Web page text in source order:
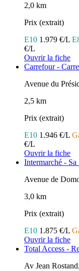
2,0 km
Prix (extrait)
E10 1.979 €/L
€/L
Ouvrir la fiche
Carrefour -
Avenue du
2,5 km
Prix (extrait)
E10 1.946 €/L
€/L
Ouvrir la fiche
Intermarché - Sa
Avenue de
3,0 km
Prix (extrait)
E10 1.875 €/L
Ouvrir la fiche
Total Access -
Av Jean